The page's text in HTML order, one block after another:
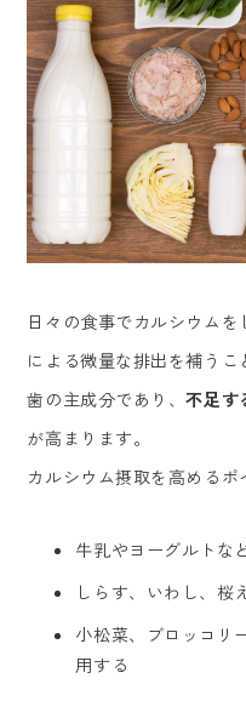
日々の食事でカルシウム
による微量な排出を補う
歯の主成分であり、不足す
が高まります。
カルシウム摂取を高めるポ
牛乳やヨーグルトな
しらす、いわし、桜
小松菜、ブロッコリ
用する